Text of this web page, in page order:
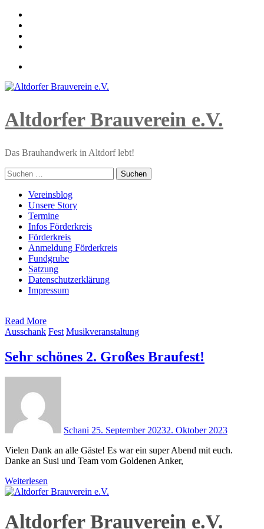
Skip
content
Altdorfer Brauverein e.V.
Das Brauhandwerk in Altdorf lebt!
Suchen
nach:
Primary
Menu
Vereinsblog
Unsere Story
Termine
Infos Förderkreis
Förderkreis
Anmeldung Förderkreis
Fundgrube
Satzung
Datenschutzerklärung
Impressum
Read More
Ausschank Fest Musikveranstaltung
Sehr schönes 2. Großes Braufest!
Schani 25. September 20232. Oktober 2023
Vielen Dank an alle Gäste! Es war ein super Abend mit euch.
Danke an Susi und Team vom Goldenen Anker,
Weiterlesen
Altdorfer Brauverein e.V.